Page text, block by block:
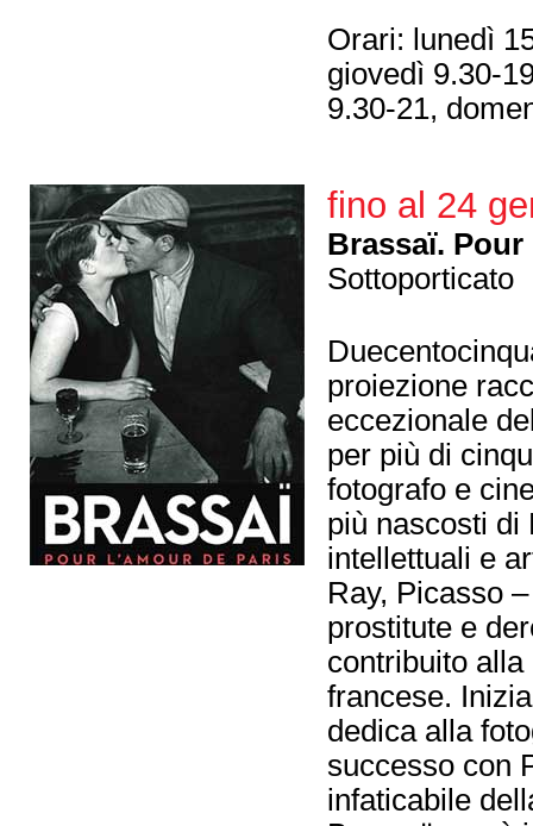
Orari: lunedì
giovedì 9.30-
9.30-21,
fino al 24
Brassaï. Pour
Sottoporticato
proiezione
eccezionale
per più di
fotografo e
più nascosti di
intellettuali e
Ray, Picasso
prostitute e
contribuito
francese.
dedica alla
successo con
infaticabile